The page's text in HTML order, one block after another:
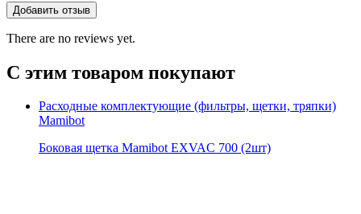
There are no reviews yet.
С этим товаром покупают
Расходные комплектующие (фильтры, щетки, тряпки)
Mamibot
Боковая щетка Mamibot EXVAC 700 (2шт)